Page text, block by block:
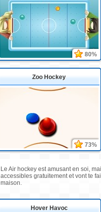
80%
Zoo Hockey
73%
Le Air hockey est amusant en soi,
accessibles gratuitement et vont te
maison.
Hover Havoc